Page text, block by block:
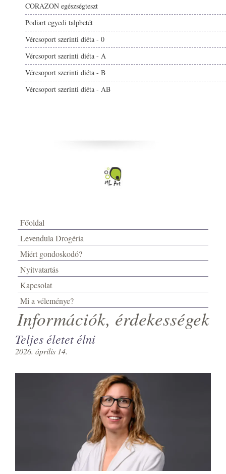
CORAZON egészségteszt
Podiart egyedi talpbetét
Vércsoport szerinti diéta - 0
Vércsoport szerinti diéta - A
Vércsoport szerinti diéta - B
Vércsoport szerinti diéta - AB
Főoldal
Levendula Drogéria
Miért gondoskodó?
Nyitvatartás
Kapcsolat
Mi a véleménye?
Információk, érdekességek
Teljes életet élni
2026. április 14.